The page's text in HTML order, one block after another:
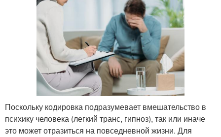
Поскольку кодировка подразумевает вмешательство в
психику человека (легкий транс, гипноз), так или иначе
это может отразиться на повседневной жизни. Для